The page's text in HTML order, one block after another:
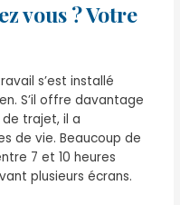
vous ? Votre
s’est installé
S’il offre davantage
trajet, il a
de vie. Beaucoup de
7 et 10 heures
plusieurs écrans.